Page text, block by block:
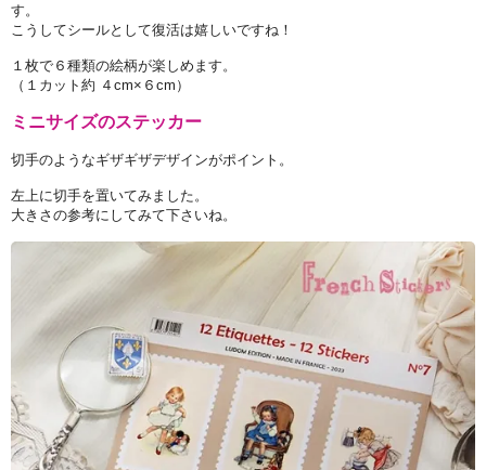
す。
こうしてシールとして復活は嬉しいですね！
１枚で６種類の絵柄が楽しめます。
（１カット約 ４cm×６cm）
ミニサイズのステッカー
切手のようなギザギザデザインがポイント。
左上に切手を置いてみました。
大きさの参考にしてみて下さいね。